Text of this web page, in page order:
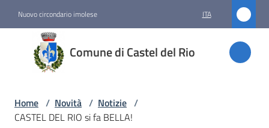
Nuovo circondario imolese ITA
Comune di Castel del Rio
Comune
di
Castel
Home / Novità / Notizie /
CASTEL DEL RIO si fa BELLA!